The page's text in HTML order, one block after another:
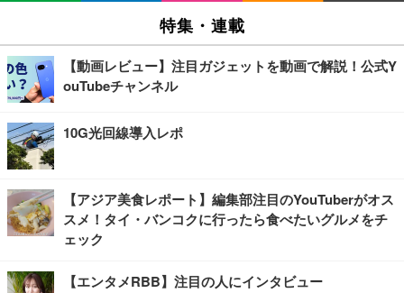
特集・連載
【動画レビュー】注目ガジェットを動画で解説！公式Y
ouTubeチャンネル
10G光回線導入レポ
【アジア美食レポート】編集部注目のYouTuberがオス
スメ！タイ・バンコクに行ったら食べたいグルメをチ
ェック
【エンタメRBB】注目の人にインタビュー